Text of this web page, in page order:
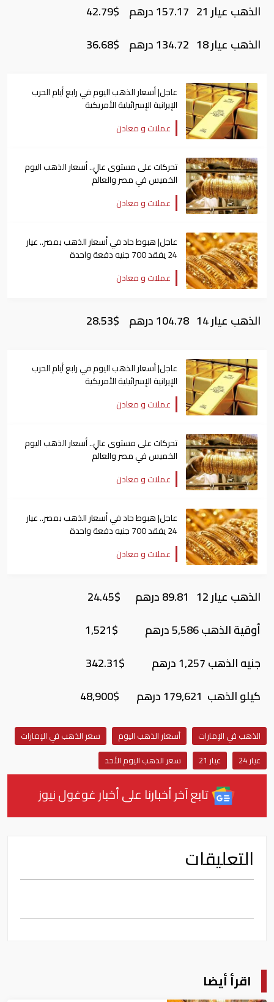
الذهب عيار 21 157.17 درهم $42.79
الذهب عيار 18 134.72 درهم $36.68
عاجل| أسعار الذهب اليوم في رابع أيام الحرب
الإيرانية الإسرائيلية الأمريكية
عملات و معادن
تحركات على مستوى عالٍ.. أسعار الذهب اليوم
الخميس في مصر والعالم
عملات و معادن
عاجل| هبوط حاد في أسعار الذهب بمصر.. عيار
24 يفقد 700 جنيه دفعة واحدة
عملات و معادن
الذهب عيار 14 104.78 درهم $28.53
عاجل| أسعار الذهب اليوم في رابع أيام الحرب
الإيرانية الإسرائيلية الأمريكية
عملات و معادن
تحركات على مستوى عالٍ.. أسعار الذهب اليوم
الخميس في مصر والعالم
عملات و معادن
عاجل| هبوط حاد في أسعار الذهب بمصر.. عيار
24 يفقد 700 جنيه دفعة واحدة
عملات و معادن
الذهب عيار 12 89.81 درهم $24.45
أوقية الذهب 5,586 درهم $1,521
جنيه الذهب 1,257 درهم $342.31
كيلو الذهب 179,621 درهم $48,900
الذهب في الإمارات أسعار الذهب اليوم
سعر الذهب في الإمارات
عيار 24
عيار 21 سعر الذهب اليوم الأحد
تابع آخر أخبارنا على أخبار غوغول نيوز
التعليقات
اقرأ أيضا